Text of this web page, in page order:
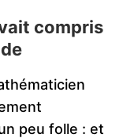
compris
peu folle : et